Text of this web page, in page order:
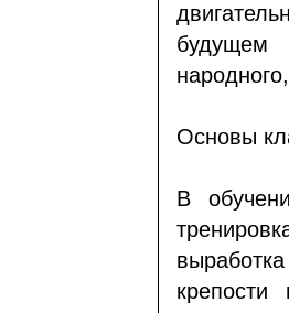
будущем
Основы
В
крепости